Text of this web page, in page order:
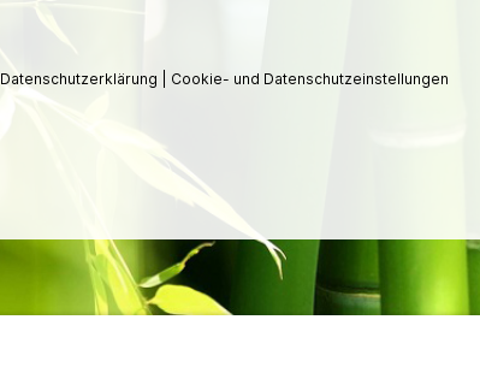
Datenschutzerklärung Cookie- und Datenschutzeinstellungen